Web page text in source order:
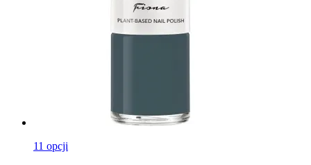
11 opcji